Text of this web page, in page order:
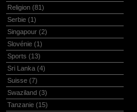
Religion (81)
Serbie (1)
Singapour (2)
Slovénie (1)
Sports (13)
Sri Lanka (4)
Suisse (7)
Swaziland (3)
Tanzanie (15)